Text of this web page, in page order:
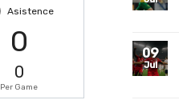
Asistence
0
0
Per Game
09
Jul